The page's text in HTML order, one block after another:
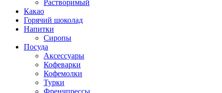
Растворимый
Какао
Горячий шоколад
Напитки
Сиропы
Посуда
Аксессуары
Кофеварки
Кофемолки
Турки
Френчпрессы